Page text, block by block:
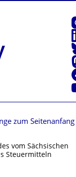
zum Seitenanfang
vom Sächsischen
Steuermitteln